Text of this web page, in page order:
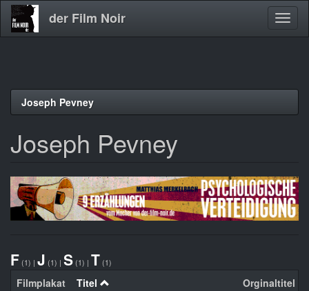
Direkt
der Film Noir
Joseph Pevney
Joseph Pevney
F (1) | J (1) | S (1) | T (1)
Filmplakat Titel Orginaltitel